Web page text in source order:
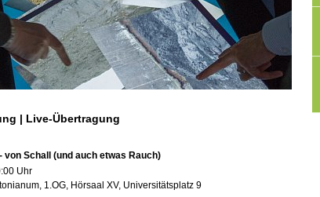
| Live-Übertragung
von Schall (und auch etwas Rauch)
Uhr
1.OG, Hörsaal XV, Universitätsplatz 9